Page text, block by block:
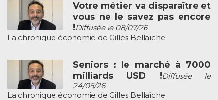
Votre métier va disparaître et
vous ne le savez pas encore
!Diffusée le 08/07/26
La chronique économie de Gilles Bellaïche
Seniors : le marché à 7000
milliards USD !Diffusée le
24/06/26
La chronique économie de Gilles Bellaïche